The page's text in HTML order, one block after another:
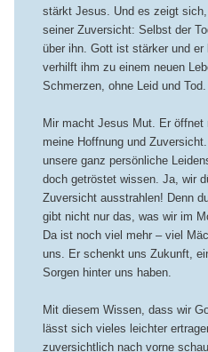
stärkt Jesus. Und es zeigt
seiner Zuversicht: Selbst der
über ihn. Gott ist stärker und
verhilft ihm zu einem neuen
Schmerzen, ohne Leid und Tod.
Mir macht Jesus Mut. Er öffnet
meine Hoffnung und
unsere ganz persönliche
doch getröstet wissen. Ja, wir
Zuversicht ausstrahlen! Denn
gibt nicht nur das, was wir im
Da ist noch viel mehr – viel
uns. Er schenkt uns Zukunft,
Sorgen hinter uns haben.
Mit diesem Wissen, dass wir
lässt sich vieles leichter
zuversichtlich nach vorne